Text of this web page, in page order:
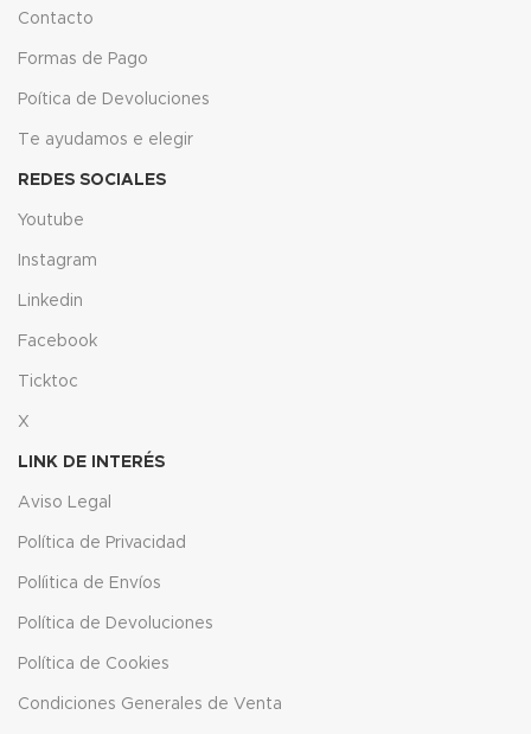
Contacto
Formas de Pago
Poítica de Devoluciones
Te ayudamos e elegir
REDES SOCIALES
Youtube
Instagram
Linkedin
Facebook
Ticktoc
X
LINK DE INTERÉS
Aviso Legal
Política de Privacidad
Políitica de Envíos
Política de Devoluciones
Política de Cookies
Condiciones Generales de Venta